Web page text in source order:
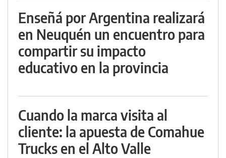
Enseñá por Argentina realizará
en Neuquén un encuentro para
compartir su impacto
educativo en la provincia
Cuando la marca visita al
cliente: la apuesta de Comahue
Trucks en el Alto Valle